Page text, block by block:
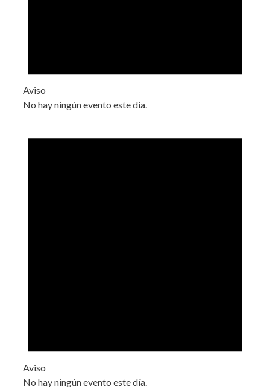
Aviso
No hay ningún evento este día.
Aviso
No hay ningún evento este día.